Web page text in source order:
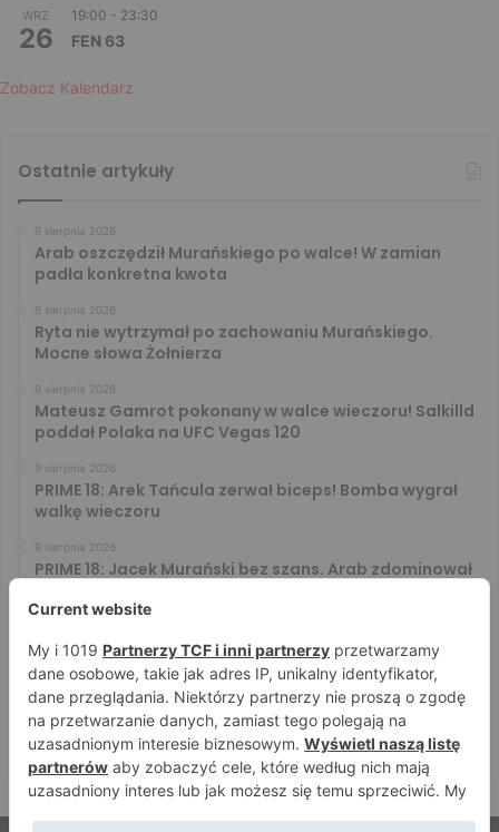
WRZ
26
19:00 - 23:30
FEN 63
Zobacz Kalendarz
Ostatnie artykuły
9 sierpnia 2026
Arab oszczędził Murańskiego po walce! W zamian
padła konkretna kwota
9 sierpnia 2026
Ryta nie wytrzymał po zachowaniu Murańskiego.
Mocne słowa Żołnierza
9 sierpnia 2026
Mateusz Gamrot pokonany w walce wieczoru! Salkilld
poddał Polaka na UFC Vegas 120
9 sierpnia 2026
PRIME 18: Arek Tańcula zerwał biceps! Bomba wygrał
walkę wieczoru
9 sierpnia 2026
PRIME 18: Jacek Murański bez szans. Arab zdominował
PRIME 18: Mariusz Wach rozbity przez 6. rywali. Gypsy
Team zwyciężył w 3. rundzie
8 sierpnia 2026
PRIME 18: Bagieta wrócił i wygrał. Wampirek przegrał w
2. rundzie